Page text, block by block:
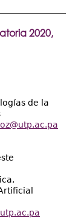
2020,
de la